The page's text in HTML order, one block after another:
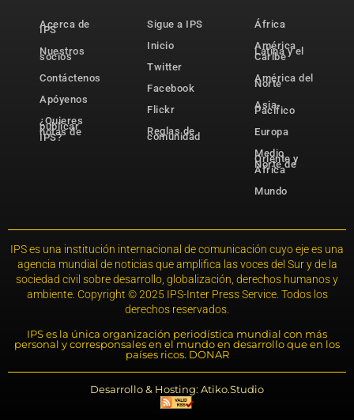
Acerca de
IPS
Nuestros
socios
Contáctenos
Apóyenos
¿Quieres
publicar
notas de
IPS?
Sigue a IPS
Inicio
Twitter
Facebook
Flickr
Reglas de
comunidad
África
América
Latina y el
Caribe
América del
Norte
Asia-
Pacífico
Europa
Medio
Oriente y
Norte de
África
Mundo
IPS es una institución internacional de comunicación cuyo eje es una
agencia mundial de noticias que amplifica las voces del Sur y de la
sociedad civil sobre desarrollo, globalización, derechos humanos y
ambiente. Copyright © 2025 IPS-Inter Press Service. Todos los
derechos reservados.
IPS es la única organización periodística mundial con más
personal y corresponsales en el mundo en desarrollo que en los
países ricos. DONAR
Desarrollo & Hosting: Atiko.Studio